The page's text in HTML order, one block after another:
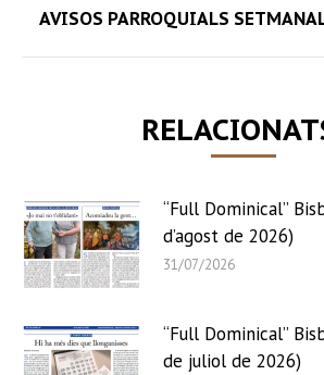
Next
AVISOS PARROQUIALS
“Full Dominical”
d’agost de 2026)
31/07/2026
“Full Dominical”
de juliol de 2026)